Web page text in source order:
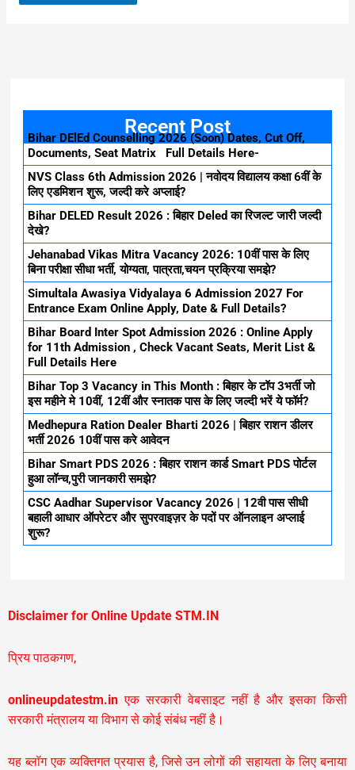
Recent Post
Bihar DElEd Counselling 2026 (Soon) Dates, Cut Off,
Documents, Seat Matrix Full Details Here-
NVS Class 6th Admission 2026 | नवोदय विद्यालय कक्षा 6वीं के
लिए एडमिशन शुरू, जल्दी करे अप्लाई?
Bihar DELED Result 2026 : बिहार Deled का रिजल्ट जारी जल्दी
देखे?
Jehanabad Vikas Mitra Vacancy 2026: 10वीं पास के लिए
बिना परीक्षा सीधा भर्ती, योग्यता, पात्रता,चयन प्रक्रिया समझे?
Simultala Awasiya Vidyalaya 6 Admission 2027 For
Entrance Exam Online Apply, Date & Full Details?
Bihar Board Inter Spot Admission 2026 : Online Apply
for 11th Admission , Check Vacant Seats, Merit List &
Full Details Here
Bihar Top 3 Vacancy in This Month : बिहार के टॉप 3भर्ती जो
इस महीने मे 10वीं, 12वीं और स्नातक पास के लिए जल्दी भरें ये फॉर्म?
Medhepura Ration Dealer Bharti 2026 | बिहार राशन डीलर
भर्ती 2026 10वीं पास करे आवेदन
Bihar Smart PDS 2026 : बिहार राशन कार्ड Smart PDS पोर्टल
हुआ लॉन्च,पुरी जानकारी समझे?
CSC Aadhar Supervisor Vacancy 2026 | 12वी पास सीधी
बहाली आधार ऑपरेटर और सुपरवाइज़र के पदों पर ऑनलाइन अप्लाई
शुरू?
Disclaimer for Online Update STM.IN
प्रिय पाठकगण,
onlineupdatestm.in एक सरकारी वेबसाइट नहीं है और इसका किसी
सरकारी मंत्रालय या विभाग से कोई संबंध नहीं है।
यह ब्लॉग एक व्यक्तिगत प्रयास है, जिसे उन लोगों की सहायता के लिए बनाया